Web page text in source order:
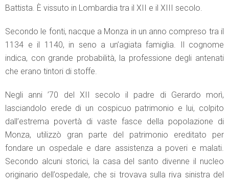
Battista. È vissuto in Lombardia tra il XII e il XIII secolo.
Secondo le fonti, nacque a Monza in un anno compreso tra il
1134 e il 1140, in seno a un’agiata famiglia. Il cognome
indica, con grande probabilità, la professione degli antenati
che erano tintori di stoffe.
Negli anni ’70 del XII secolo il padre di Gerardo morì,
lasciandolo erede di un cospicuo patrimonio e lui, colpito
dall’estrema povertà di vaste fasce della popolazione di
Monza, utilizzò gran parte del patrimonio ereditato per
fondare un ospedale e dare assistenza a poveri e malati.
Secondo alcuni storici, la casa del santo divenne il nucleo
originario dell’ospedale, che si trovava sulla riva sinistra del